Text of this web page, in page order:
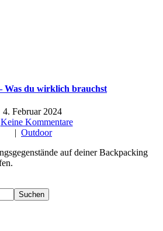
Was du wirklich brauchst
4. Februar 2024
Keine Kommentare
| Outdoor
auf deiner Backpacking
Suchen